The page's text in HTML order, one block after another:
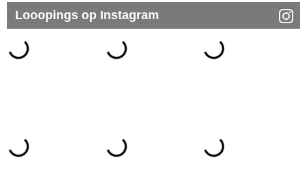
Looopings op Instagram